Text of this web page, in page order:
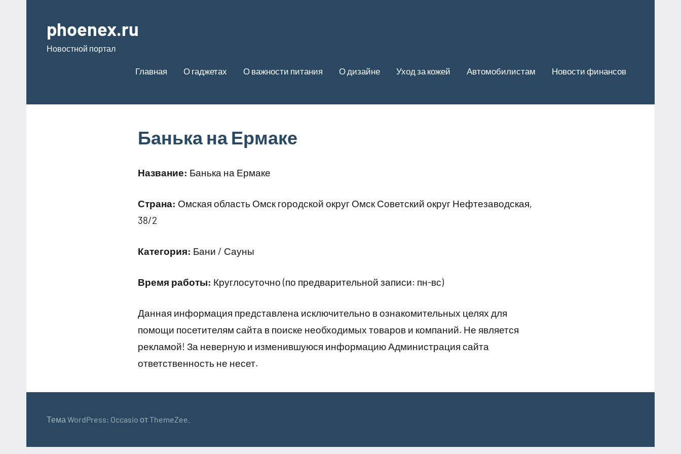
содержимому
phoenex.ru
Новостной портал
Главная О гаджетах О важности питания О дизайне Уход за кожей Автомобилистам Новости финансов
Банька на Ермаке
Название: Банька на Ермаке
Страна: Омская область Омск городской округ Омск Советский округ Нефтезаводская,
38/2
Категория: Бани / Сауны
Время работы: Круглосуточно (по предварительной записи: пн-вс)
Данная информация представлена исключительно в ознакомительных целях для
помощи посетителям сайта в поиске необходимых товаров и компаний. Не является
рекламой! За неверную и изменившуюся информацию Администрация сайта
ответственность не несет.
Тема WordPress: Occasio от ThemeZee.